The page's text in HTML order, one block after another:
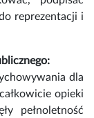
reprezentacji i
dla
opieki
pełnoletność